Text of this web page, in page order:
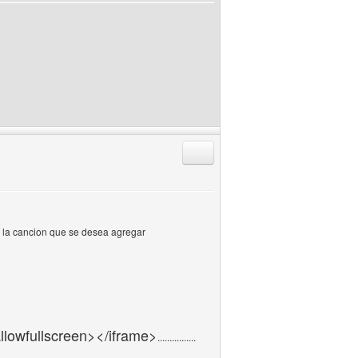
cancion que se desea agregar
iframe> ................